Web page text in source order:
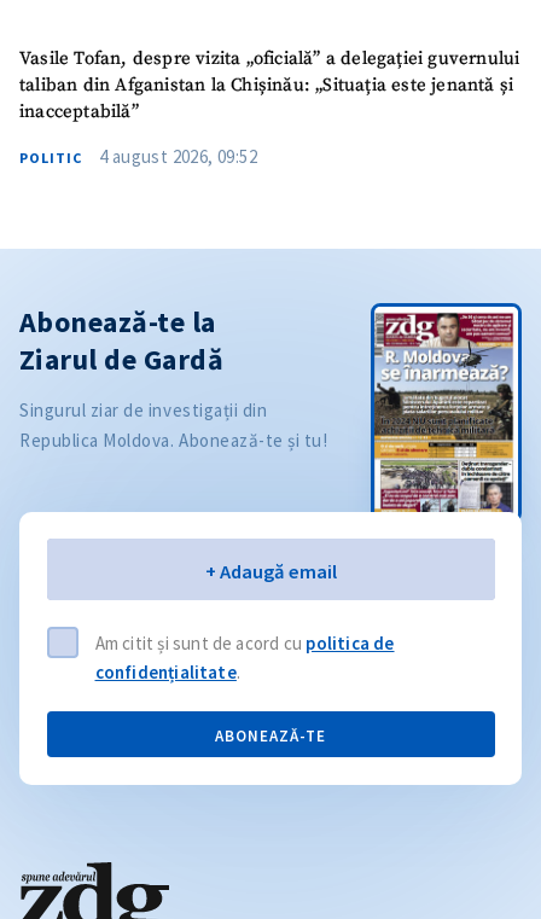
Vasile Tofan, despre vizita „oficială” a delegației guvernului
taliban din Afganistan la Chișinău: „Situația este jenantă și
inacceptabilă”
POLITIC 4 august 2026, 09:52
Abonează-te la
Ziarul de Gardă
Singurul ziar de investigații din
Republica Moldova. Abonează-te și tu!
+ Adaugă email
Am citit și sunt de acord cu politica de
confidențialitate.
ABONEAZĂ-TE